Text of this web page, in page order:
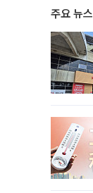
주요 뉴스